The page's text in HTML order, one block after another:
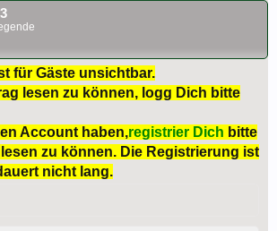
für Gäste unsichtbar.
lesen zu können, logg Dich bitte
Account haben,registrier Dich bitte
zu können. Die Registrierung ist
nicht lang.